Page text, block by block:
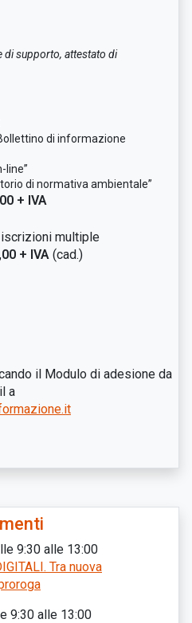
di supporto, attestato di
di informazione
line”
di normativa ambientale”
+ IVA
multiple
+ IVA (cad.)
il Modulo di adesione da
a
9:30 alle 13:00
Tra nuova
9:30 alle 13:00